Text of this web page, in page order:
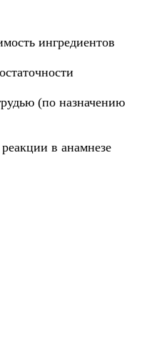
ингредиентов
(по назначению
в анамнезе